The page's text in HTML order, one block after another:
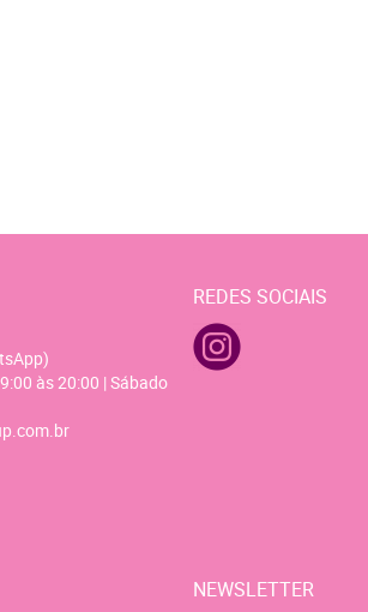
às 20:00 | Sábado
REDES SOCIAIS
NEWSLETTER